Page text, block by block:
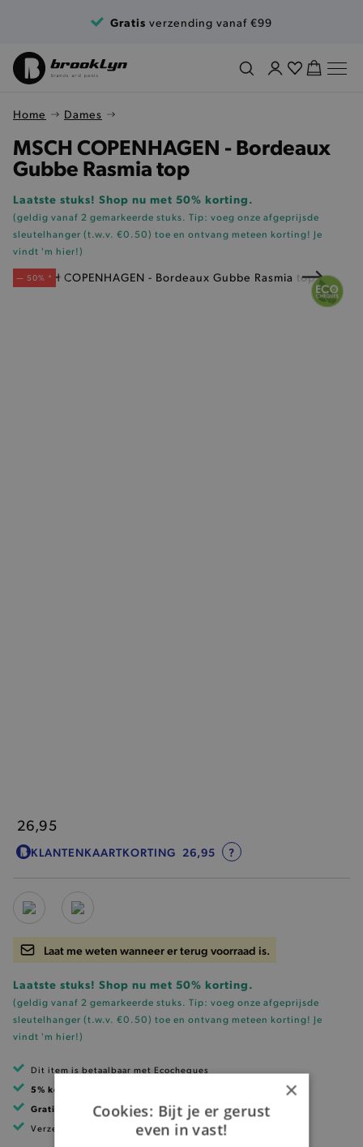
Gratis verzending vanaf €99
Home Dames
MSCH COPENHAGEN - Bordeaux
Gubbe Rasmia top
Laatste stuks! Shop nu met 50% korting.
(geldig vanaf 2 gemarkeerde stuks. Tip: voeg onze afgeprijsde
sleutelhanger (t.w.v. €0.50) toe en ontvang meteen korting! Je
vindt 'm hier!)
— 50% *
26,95
KLANTENKAARTKORTING 26,95 ?
Laat me weten wanneer er terug voorraad is.
Laatste stuks! Shop nu met 50% korting.
(geldig vanaf 2 gemarkeerde stuks. Tip: voeg onze afgeprijsde
sleutelhanger (t.w.v. €0.50) toe en ontvang meteen korting! Je
vindt 'm hier!)
Dit item is betaalbaar met Ecocheques
5% korting
Gratis verzendingvanaf 99 EUR
Verzending binnen 1 à 2 werkdagen
×
Cookies: Bijt je er gerust
even in vast!